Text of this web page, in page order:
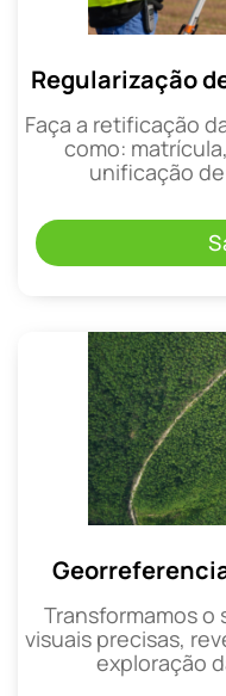
Regularização
Faça a retificação
como:
unificação
Transformamos
visuais precisas,
exploração